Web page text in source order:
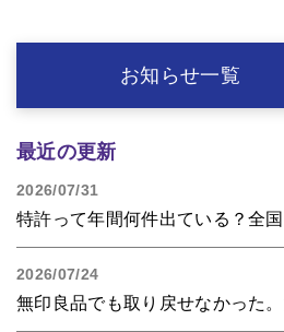
お知らせ一覧
最近の更新
2026/07/31
特許って年間何件出ている？全
2026/07/24
無印良品でも取り戻せなかった